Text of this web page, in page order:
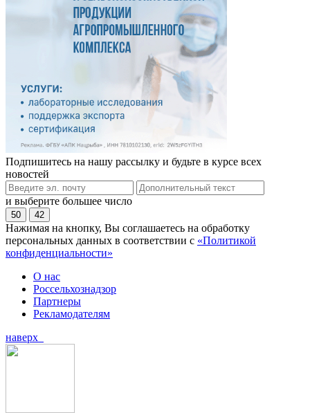
Подпишитесь на нашу рассылку и будьте в курсе всех
новостей
и выберите большее число
50 42
Нажимая на кнопку, Вы соглашаетесь на обработку
персональных данных в соответствии с «Политикой
конфиденциальности»
О нас
Россельхознадзор
Партнеры
Рекламодателям
наверх